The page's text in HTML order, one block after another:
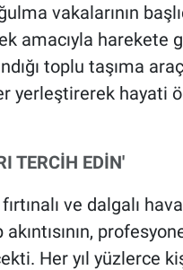
vakalarının
amacıyla harekete
toplu taşıma
hayati
TERCİH EDİN'
ve dalgalı
Her yıl yüzlerce